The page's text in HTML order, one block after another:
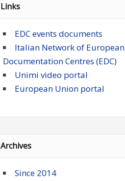
Links
EDC events documents
Italian Network of European
Documentation Centres (EDC)
Unimi video portal
European Union portal
Archives
Since 2014